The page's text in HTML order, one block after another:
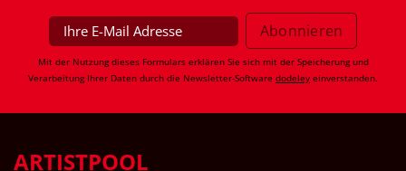
Mit der Nutzung dieses Formulars erklären Sie sich mit der Speicherung und
Verarbeitung Ihrer Daten durch die Newsletter-Software dodeley einverstanden.
ARTISTPOOL